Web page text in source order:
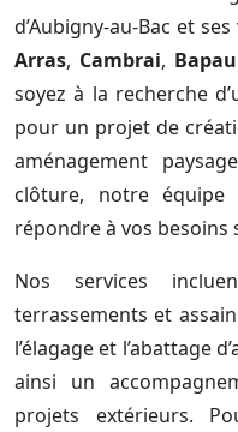
d’Aubigny-au-Bac et
Arras, Cambrai,
soyez à la recherche
pour un projet de
aménagement
clôture, notre équipe
répondre à vos besoins
Nos services
terrassements et
l’élagage et l’abattage
ainsi un
projets extérieurs.